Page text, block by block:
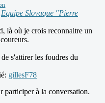
Equipe Slovaque "Pierre
là où je crois reconnaitre un
s'attirer les foudres du
gillesF78
participer à la conversation.